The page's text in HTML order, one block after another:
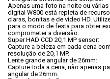
Apenas uma foto na noite ou
digital W800 está repleta de
claras, bonitas e de vídeo HD.
para o modo de festa para obter
comprometer a diversão.
Super HAD CCD 20,1 MP sensor:
Capture a beleza em cada cena
resolução de 20,1 MP.
Lente grande angular de 26mm:
Capture toda a cena, não apenas
angular de 26mm.